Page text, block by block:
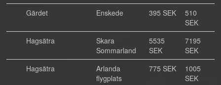
Gärdet
Enskede 395 SEK
510
SEK
Hagsätra
Skara
Sommarland
5535
SEK
7195
SEK
Hagsätra
Arlanda
flygplats
775 SEK
1005
SEK